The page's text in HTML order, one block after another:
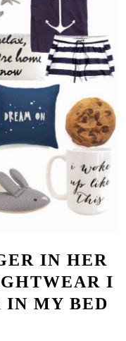
IN HER
I
IN MY BED